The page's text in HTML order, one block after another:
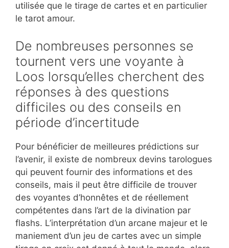
utilisée que le tirage de cartes et en particulier
le tarot amour.
De nombreuses personnes se
tournent vers une voyante à
Loos lorsqu’elles cherchent des
réponses à des questions
difficiles ou des conseils en
période d’incertitude
Pour bénéficier de meilleures prédictions sur
l’avenir, il existe de nombreux devins tarologues
qui peuvent fournir des informations et des
conseils, mais il peut être difficile de trouver
des voyantes d’honnêtes et de réellement
compétentes dans l’art de la divination par
flashs. L’interprétation d’un arcane majeur et le
maniement d’un jeu de cartes avec un simple